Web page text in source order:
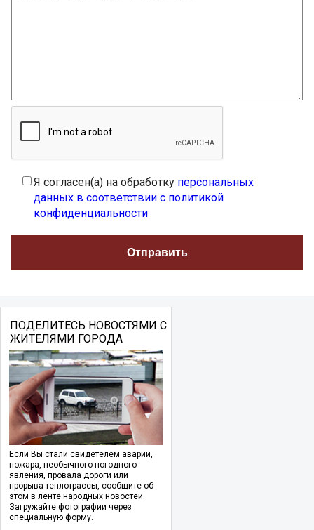
Я согласен(а) на обработку персональных
данных в соответствии с политикой
конфиденциальности
ПОДЕЛИТЕСЬ НОВОСТЯМИ С
ЖИТЕЛЯМИ ГОРОДА
Если Вы стали свидетелем аварии,
пожара, необычного погодного
явления, провала дороги или
прорыва теплотрассы, сообщите об
этом в ленте народных новостей.
Загружайте фотографии через
специальную форму.